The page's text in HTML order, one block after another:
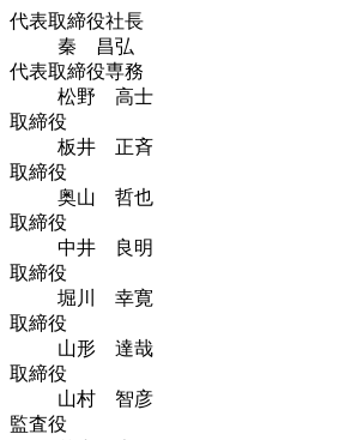
代表取締役社長
秦 昌弘
代表取締役専務
松野 高士
取締役
板井 正斉
取締役
奥山 哲也
取締役
中井 良明
取締役
堀川 幸寛
取締役
山形 達哉
取締役
山村 智彦
監査役